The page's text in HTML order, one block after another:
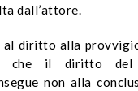
dall’attore.
al diritto alla
che il diritto del
non alla